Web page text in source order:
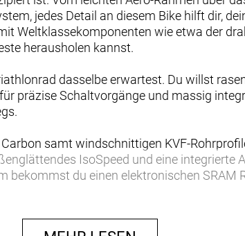
jedes Detail an diesem Bike hilft dir,
Weltklassekomponenten wie etwa der
herausholen kannst.
dasselbe erwartest. Du willst
präzise Schaltvorgänge und massig
samt windschnittigen KVF-
IsoSpeed und eine integrierte
bekommst du einen elektronischen SRAM